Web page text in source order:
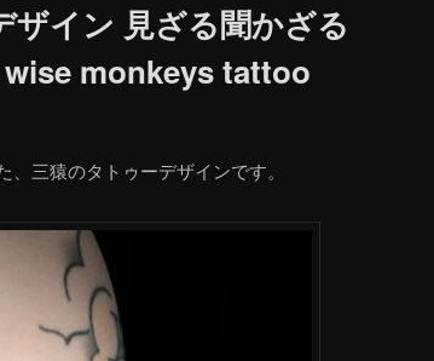
ザイン 見ざる聞かざる
monkeys tattoo
三猿のタトゥーデザインです。